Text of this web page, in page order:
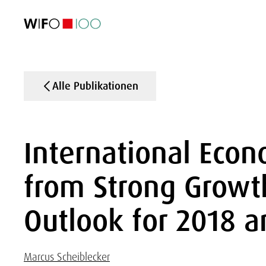
Alle Publikationen
International
from Strong
Outlook for 2018
Marcus Scheiblecker